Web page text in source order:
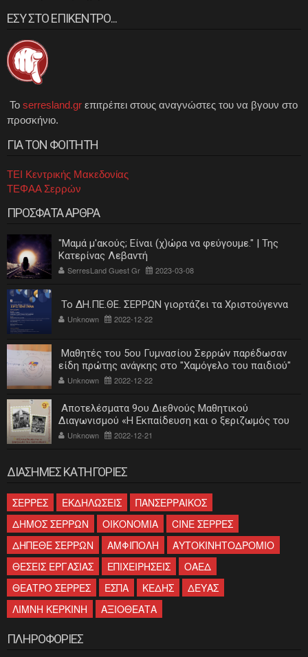
ΕΣΥ ΣΤΟ ΕΠΙΚΕΝΤΡΟ...
Το serresland.gr επιτρέπει στους αναγνώστες του να βγουν στο
προσκήνιο.
ΓΙΑ ΤΟΝ ΦΟΙΤΗΤΗ
ΤΕΙ Κεντρικής Μακεδονίας
ΤΕΦΑΑ Σερρών
ΠΡΟΣΦΑΤΑ ΑΡΘΡΑ
"Μαμά μ'ακούς; Είναι (χ)ώρα να φεύγουμε." | Της
Κατερίνας Λεβαντή
SerresLand Guest Gr 2023-03-08
Το ΔΗ.ΠΕ.ΘΕ. ΣΕΡΡΩΝ γιορτάζει τα Χριστούγεννα
Unknown 2022-12-22
Μαθητές του 5ου Γυμνασίου Σερρών παρέδωσαν
είδη πρώτης ανάγκης στο "Χαμόγελο του παιδιού"
Unknown 2022-12-22
Αποτελέσματα 9ου Διεθνούς Μαθητικού
Διαγωνισμού «Η Εκπαίδευση και ο ξεριζωμός του
ελληνισμού»
Unknown 2022-12-21
ΔΙΑΣΗΜΕΣ ΚΑΤΗΓΟΡΙΕΣ
ΣΕΡΡΕΣ ΕΚΔΗΛΩΣΕΙΣ
ΠΑΝΣΕΡΡΑΙΚΟΣ
ΔΗΜΟΣ ΣΕΡΡΩΝ
ΟΙΚΟΝΟΜΙΑ
CINE ΣΕΡΡΕΣ
ΔΗΠΕΘΕ ΣΕΡΡΩΝ
ΑΜΦΙΠΟΛΗ
ΑΥΤΟΚΙΝΗΤΟΔΡΟΜΙΟ
ΘΕΣΕΙΣ ΕΡΓΑΣΙΑΣ
ΕΠΙΧΕΙΡΗΣΕΙΣ
ΟΑΕΔ
ΘΕΑΤΡΟ ΣΕΡΡΕΣ
ΕΣΠΑ ΚΕΔΗΣ
ΔΕΥΑΣ
ΛΙΜΝΗ ΚΕΡΚΙΝΗ
ΑΞΙΟΘΕΑΤΑ
ΠΛΗΡΟΦΟΡΙΕΣ